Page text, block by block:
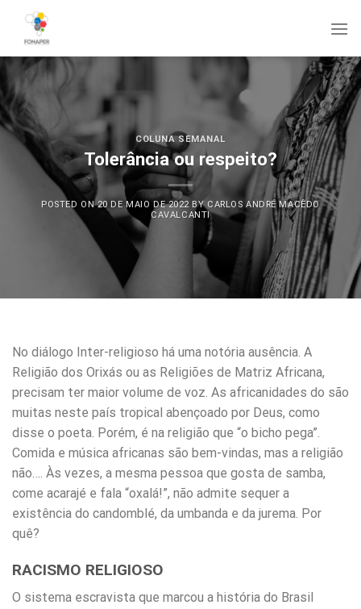
content
COLUNA SEMANAL
Tolerância ou respeito?
POSTED ON20 DE MAIO DE 2022BY CARLOS ANDRÉ MACÊDO
CAVALCANTI
No diálogo Inter-religioso há uma notória ausência. A
Religião dos Orixás ou as Religiões de Matriz Africana,
precisam ter maior volume de voz. As africanidades do são
muitas neste país tropical abençoado por Deus, como
disse o poeta. Porém, é na religião que “o bicho pega”.
Comida e música africanas são bem-vindas, mas a religião
não…. Às vezes, a mesma pessoa que gosta de samba,
come acarajé e fala “oxalá!”, não admite sequer a
existência do candomblé, da umbanda e da jurema. Por
quê?
RACISMO RELIGIOSO
O sistema escravista que marcou a história do Brasil